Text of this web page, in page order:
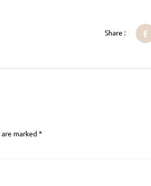
Share :
marked*